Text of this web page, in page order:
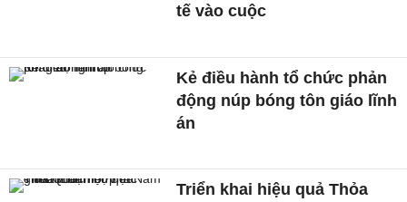
tế vào cuộc
Kẻ điều hành tổ chức phản
động núp bóng tôn giáo lĩnh
án
Triển khai hiệu quả Thỏa